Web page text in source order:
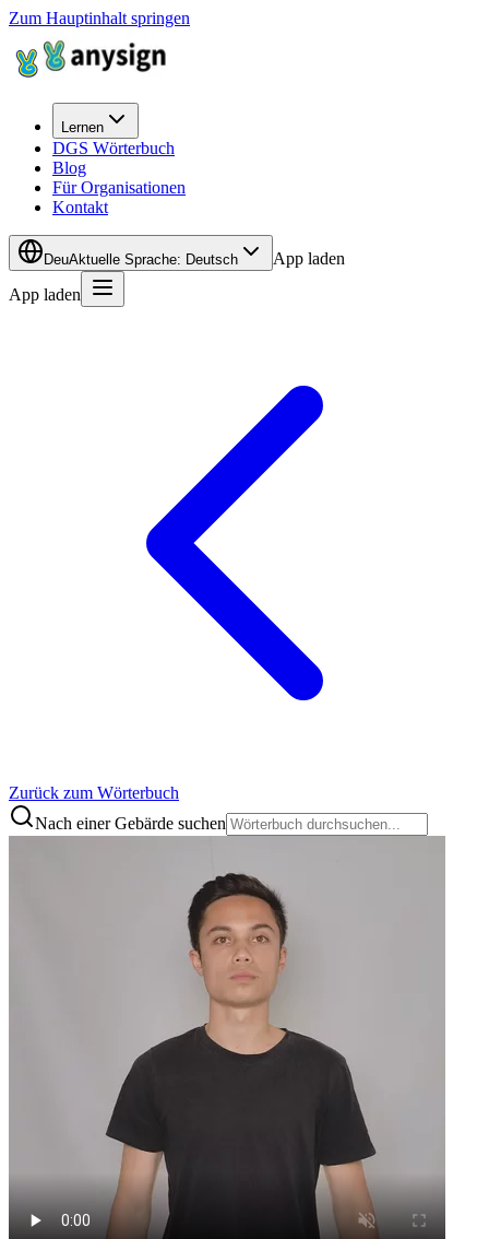
Zum Hauptinhalt springen
Lernen
DGS Wörterbuch
Blog
Für Organisationen
Kontakt
DeuAktuelle Sprache: Deutsch
App laden
App laden
Zurück zum Wörterbuch
Nach einer Gebärde suchen